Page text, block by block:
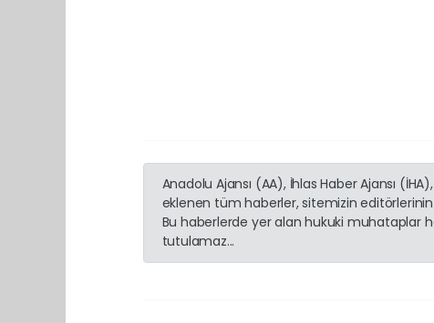
Anadolu Ajansı (AA), İhlas Haber Ajansı
eklenen tüm haberler, sitemizin
Bu haberlerde yer alan hukuki muhataplar
tutulamaz...